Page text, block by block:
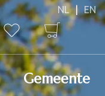
Gemeente